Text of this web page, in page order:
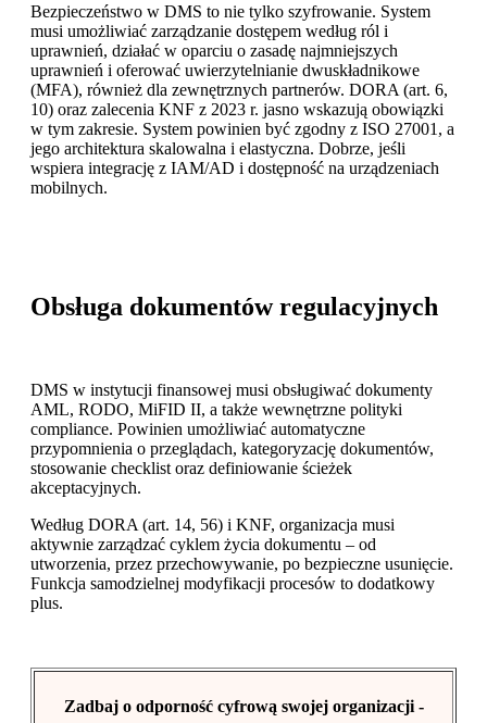
Bezpieczeństwo w DMS to nie tylko szyfrowanie. System
musi umożliwiać zarządzanie dostępem według ról i
uprawnień, działać w oparciu o zasadę najmniejszych
uprawnień i oferować uwierzytelnianie dwuskładnikowe
(MFA), również dla zewnętrznych partnerów. DORA (art. 6,
10) oraz zalecenia KNF z 2023 r. jasno wskazują obowiązki
w tym zakresie. System powinien być zgodny z ISO 27001, a
jego architektura skalowalna i elastyczna. Dobrze, jeśli
wspiera integrację z IAM/AD i dostępność na urządzeniach
mobilnych.
Obsługa dokumentów regulacyjnych
DMS w instytucji finansowej musi obsługiwać dokumenty
AML, RODO, MiFID II, a także wewnętrzne polityki
compliance. Powinien umożliwiać automatyczne
przypomnienia o przeglądach, kategoryzację dokumentów,
stosowanie checklist oraz definiowanie ścieżek
akceptacyjnych.
Według DORA (art. 14, 56) i KNF, organizacja musi
aktywnie zarządzać cyklem życia dokumentu – od
utworzenia, przez przechowywanie, po bezpieczne usunięcie.
Funkcja samodzielnej modyfikacji procesów to dodatkowy
plus.
Zadbaj o odporność cyfrową swojej organizacji -